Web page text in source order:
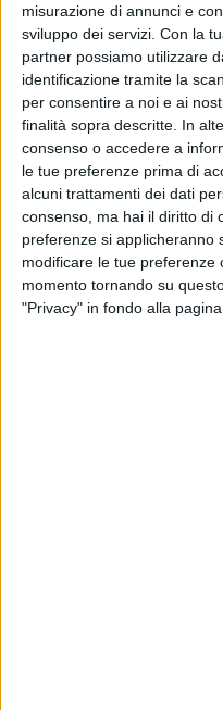
misurazione di annunci e
sviluppo dei servizi. Con la
partner possiamo utilizzare
identificazione tramite la
per consentire a noi e ai
finalità sopra descritte. In
consenso o accedere a
le tue preferenze prima di
alcuni trattamenti dei dati
consenso, ma hai il diritto di
preferenze si applicheranno
modificare le tue preferenze
momento tornando su
"Privacy" in fondo alla pagina
Chi è Paola
nuovo
ITALIA 4 SETTEMBRE 2019